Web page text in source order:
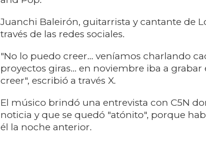
Juanchi Baleirón, guitarrista y cantante de
través de las redes sociales.
"No lo puedo creer… veníamos charlando
proyectos giras… en noviembre iba a
creer", escribió a través X.
El músico brindó una entrevista con C5N
noticia y que se quedó "atónito", porque
él la noche anterior.